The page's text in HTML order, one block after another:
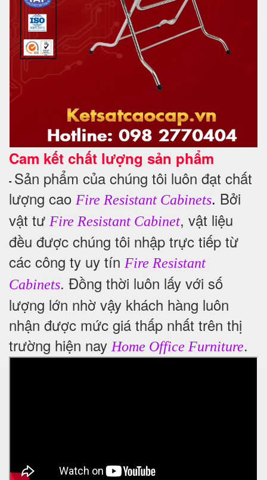
Cam kết chất lượng sản phẩm
- Sản phẩm của chúng tôi luôn đạt chất
lượng cao Fire Resistant Cabinets. Bởi
vật tư Fire Resistant Cabinet, vật liệu
đều được chúng tôi nhập trực tiếp từ
các công ty uy tín Fire Resistant
Cabinets. Đồng thời luôn lấy với số
lượng lớn nhờ vậy khách hàng luôn
nhận được mức giá thấp nhất trên thị
trường hiện nayHome Office Furniture.